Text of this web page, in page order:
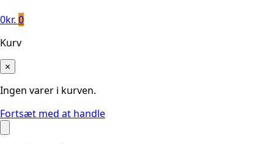
0kr. 0
Kurv
×
Ingen varer i kurven.
Fortsæt med at handle